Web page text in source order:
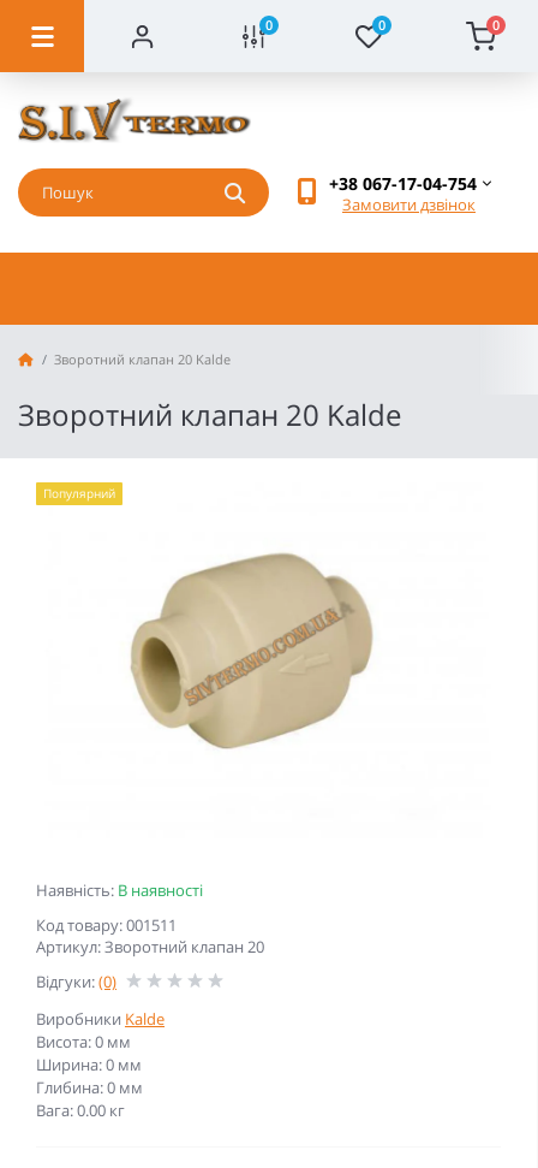
0 0 0
+38 067-17-04-754
Замовити дзвінок
Зворотний клапан 20 Kalde
Зворотний клапан 20 Kalde
Наявність: В наявності
Код товару: 001511
Артикул: Зворотний клапан 20
Відгуки:(0)
Виробники Kalde
Висота: 0 мм
Ширина: 0 мм
Глибина: 0 мм
Вага: 0.00 кг
Популярний